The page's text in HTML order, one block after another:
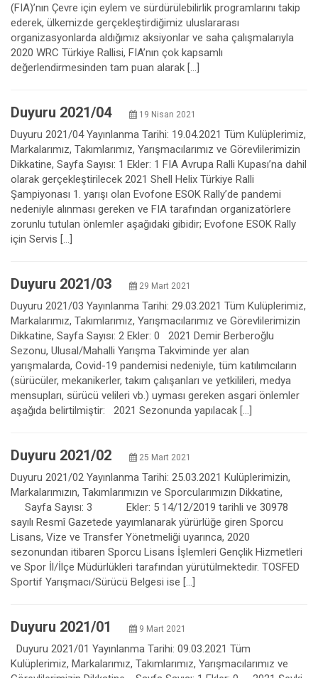
(FIA)’nın Çevre için eylem ve sürdürülebilirlik programlarını takip
ederek, ülkemizde gerçekleştirdiğimiz uluslararası
organizasyonlarda aldığımız aksiyonlar ve saha çalışmalarıyla
2020 WRC Türkiye Rallisi, FIA’nın çok kapsamlı
değerlendirmesinden tam puan alarak […]
Duyuru 2021/04 19 Nisan 2021
Duyuru 2021/04 Yayınlanma Tarihi: 19.04.2021 Tüm Kulüplerimiz,
Markalarımız, Takımlarımız, Yarışmacılarımız ve Görevlilerimizin
Dikkatine, Sayfa Sayısı: 1 Ekler: 1 FIA Avrupa Ralli Kupası’na dahil
olarak gerçekleştirilecek 2021 Shell Helix Türkiye Ralli
Şampiyonası 1. yarışı olan Evofone ESOK Rally’de pandemi
nedeniyle alınması gereken ve FIA tarafından organizatörlere
zorunlu tutulan önlemler aşağıdaki gibidir; Evofone ESOK Rally
için Servis […]
Duyuru 2021/03 29 Mart 2021
Duyuru 2021/03 Yayınlanma Tarihi: 29.03.2021 Tüm Kulüplerimiz,
Markalarımız, Takımlarımız, Yarışmacılarımız ve Görevlilerimizin
Dikkatine, Sayfa Sayısı: 2 Ekler: 0 2021 Demir Berberoğlu
Sezonu, Ulusal/Mahalli Yarışma Takviminde yer alan
yarışmalarda, Covid-19 pandemisi nedeniyle, tüm katılımcıların
(sürücüler, mekanikerler, takım çalışanları ve yetkilileri, medya
mensupları, sürücü velileri vb.) uyması gereken asgari önlemler
aşağıda belirtilmiştir: 2021 Sezonunda yapılacak […]
Duyuru 2021/02 25 Mart 2021
Duyuru 2021/02 Yayınlanma Tarihi: 25.03.2021 Kulüplerimizin,
Markalarımızın, Takımlarımızın ve Sporcularımızın Dikkatine,
Sayfa Sayısı: 3 Ekler: 5 14/12/2019 tarihli ve 30978
sayılı Resmî Gazetede yayımlanarak yürürlüğe giren Sporcu
Lisans, Vize ve Transfer Yönetmeliği uyarınca, 2020
sezonundan itibaren Sporcu Lisans İşlemleri Gençlik Hizmetleri
ve Spor İl/İlçe Müdürlükleri tarafından yürütülmektedir. TOSFED
Sportif Yarışmacı/Sürücü Belgesi ise […]
Duyuru 2021/01 9 Mart 2021
Duyuru 2021/01 Yayınlanma Tarihi: 09.03.2021 Tüm
Kulüplerimiz, Markalarımız, Takımlarımız, Yarışmacılarımız ve